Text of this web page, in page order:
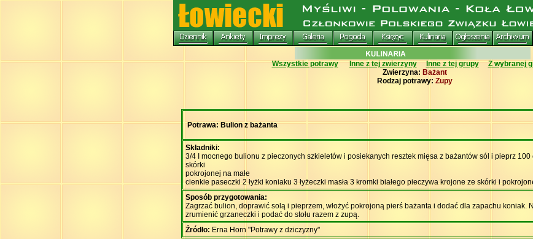
Wszystkie potrawy Inne z tej zwierzyny Inne z tej grupy
Z wybranej
Zwierzyna: Bażant
Rodzaj potrawy: Zupy
Potrawa: Bulion z bażanta
Składniki:
3/4 I mocnego bulionu z pieczonych szkieletów i posiekanych resztek mięsa z bażantów sól i pieprz
skórki
pokrojonej na małe
cienkie paseczki 2 łyżki koniaku 3 łyżeczki masła 3 kromki białego pieczywa krojone ze skórki i
Sposób przygotowania:
Zagrzać bulion, doprawić solą i pieprzem, włożyć pokrojoną pierś bażanta i dodać dla zapachu koniak.
zrumienić grzaneczki i podać do stołu razem z zupą.
Źródło: Erna Horn "Potrawy z dziczyzny"